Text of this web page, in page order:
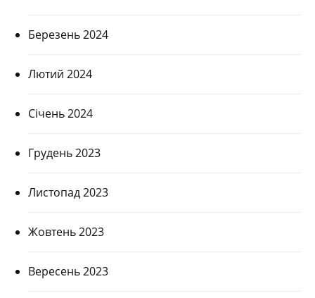
Березень 2024
Лютий 2024
Січень 2024
Грудень 2023
Листопад 2023
Жовтень 2023
Вересень 2023